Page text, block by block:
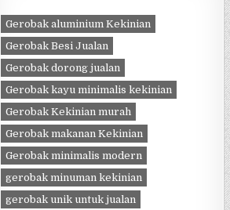
Gerobak aluminium Kekinian
Gerobak Besi Jualan
Gerobak dorong jualan
Gerobak kayu minimalis kekinian
Gerobak Kekinian murah
Gerobak makanan Kekinian
Gerobak minimalis modern
gerobak minuman kekinian
gerobak unik untuk jualan